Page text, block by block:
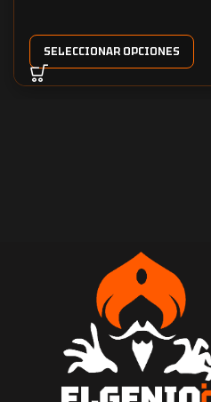
SELECCIONAR OPCIONES